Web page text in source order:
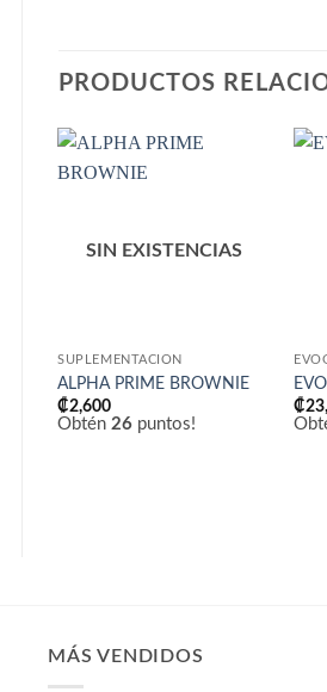
PRODUCTOS
de
deseos
SIN EXISTENCIAS
SUPLEMENTACIÓN
ALPHA PRIME BROWNIE
₡2,600
Obtén26 puntos!
₡
MÁS VENDIDOS